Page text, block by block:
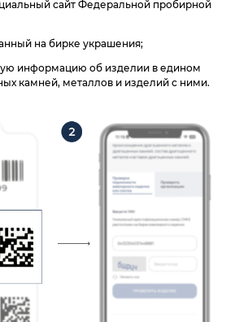
сайт Федеральной пробирной
на бирке украшения;
информацию об изделии в едином
камней, металлов и изделий с ними.